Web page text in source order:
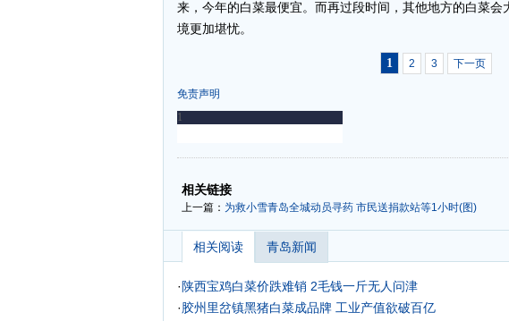
来，今年的白菜最便宜。而再过段时间，其他地方的白菜会
境更加堪忧。
1 2 3 下一页
免责声明
-
相关链接
上一篇： 为救小雪青岛全城动员寻药 市民送捐款站等1小时(图)
相关阅读 青岛新闻
· 陕西宝鸡白菜价跌难销 2毛钱一斤无人问津
·胶州里岔镇黑猪白菜成品牌 工业产值欲破百亿